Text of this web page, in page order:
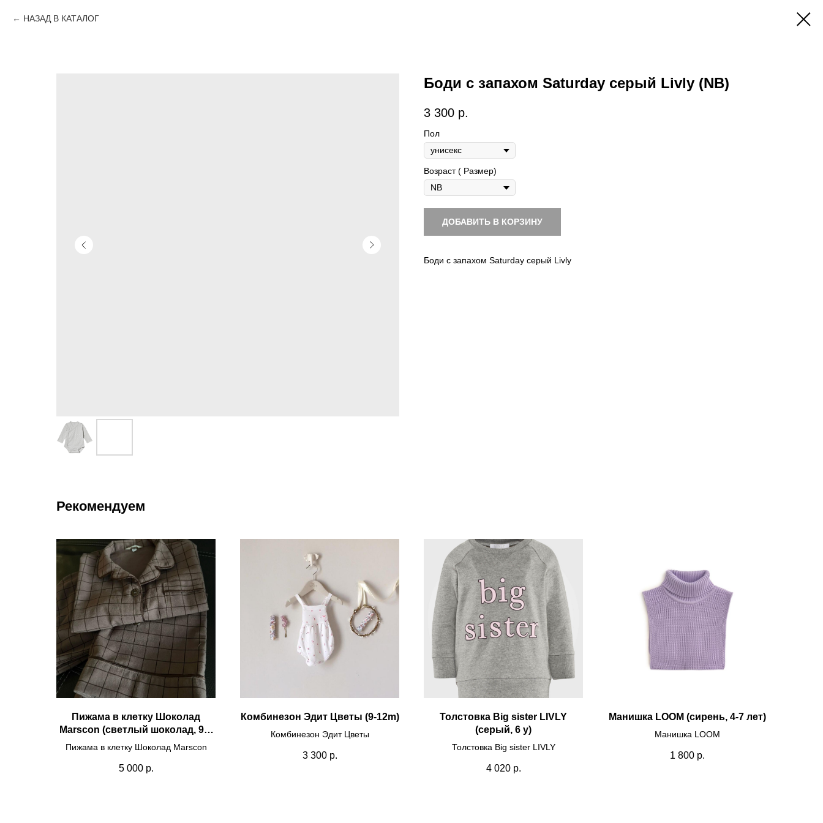
НАЗАД В КАТАЛОГ
Боди с запахом Saturday серый Livly (NB)
3 300 р.
Пол
Возраст ( Размер)
ДОБАВИТЬ В КОРЗИНУ
Боди с запахом Saturday серый Livly
Рекомендуем
Пижама в клетку Шоколад
Marscon (светлый шоколад, 92-
98(2-3Y))
Пижама в клетку Шоколад Marscon
5 000 р.
Комбинезон Эдит Цветы (9-12m)
Комбинезон Эдит Цветы
3 300 р.
Толстовка Big sister LIVLY
(серый, 6 y)
Толстовка Big sister LIVLY
4 020 р.
Манишка LOOM (сирень, 4-7 лет)
Манишка LOOM
1 800 р.